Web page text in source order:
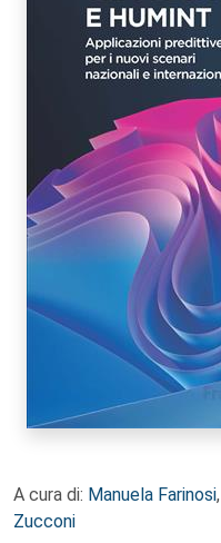
A cura di: Manuela Farinosi,
Zucconi